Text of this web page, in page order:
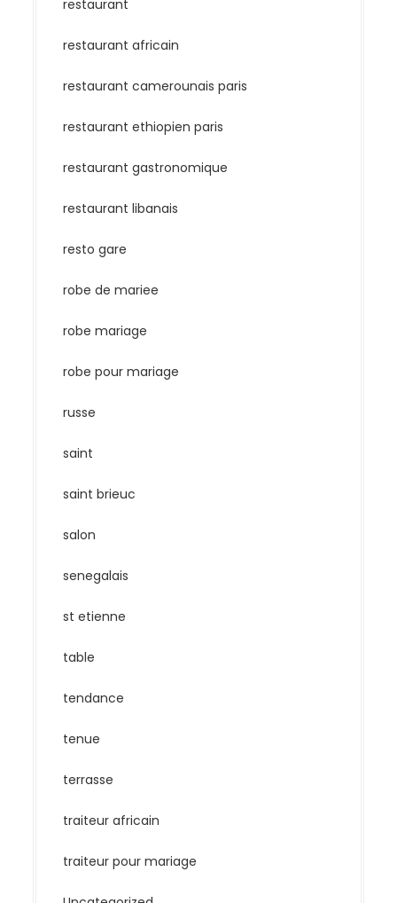
restaurant
restaurant africain
restaurant camerounais paris
restaurant ethiopien paris
restaurant gastronomique
restaurant libanais
resto gare
robe de mariee
robe mariage
robe pour mariage
russe
saint
saint brieuc
salon
senegalais
st etienne
table
tendance
tenue
terrasse
traiteur africain
traiteur pour mariage